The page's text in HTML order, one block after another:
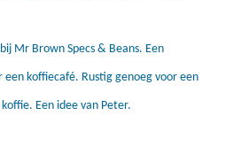
Mr Brown Specs & Beans. Een
koffiecafé. Rustig genoeg voor een
Een idee van Peter.